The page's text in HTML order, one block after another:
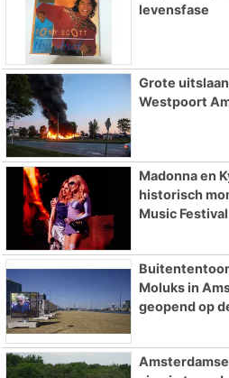
levensfase
Grote
Westpoort
Madonna en
historisch
Music
Moluks in
geopend op